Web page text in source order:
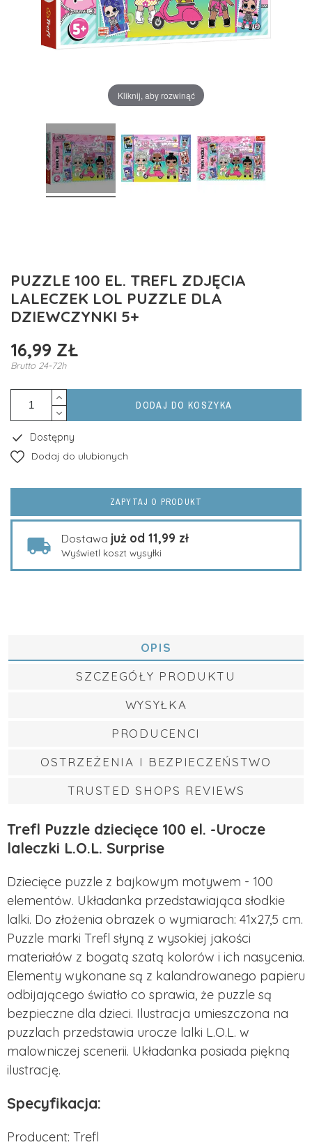
Kliknij, aby rozwinąć
PUZZLE 100 EL. TREFL ZDJĘCIA
LALECZEK LOL PUZZLE DLA
DZIEWCZYNKI 5+
16,99 ZŁ
Brutto 24-72h
DODAJ DO KOSZYKA
Dostępny
Dodaj do ulubionych
ZAPYTAJ O PRODUKT
Dostawa już od 11,99 zł
Wyświetl koszt wysyłki
OPIS
SZCZEGÓŁY PRODUKTU
WYSYŁKA
PRODUCENCI
OSTRZEŻENIA I BEZPIECZEŃSTWO
TRUSTED SHOPS REVIEWS
Trefl Puzzle dziecięce 100 el. -Urocze
laleczki L.O.L. Surprise
Dziecięce puzzle z bajkowym motywem - 100
elementów. Układanka przedstawiająca słodkie
lalki. Do złożenia obrazek o wymiarach: 41x27,5 cm.
Puzzle marki Trefl słyną z wysokiej jakości
materiałów z bogatą szatą kolorów i ich nasycenia.
Elementy wykonane są z kalandrowanego papieru
odbijającego światło co sprawia, że puzzle są
bezpieczne dla dzieci. Ilustracja umieszczona na
puzzlach przedstawia urocze lalki L.O.L. w
malowniczej scenerii. Układanka posiada piękną
ilustrację.
Specyfikacja:
Producent: Trefl